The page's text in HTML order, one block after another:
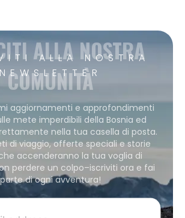
ALLA NOSTRA
NEWSLETTER
ALLA NOSTRA
COMUNITÀ
aggiornamenti e approfondimenti
mete imperdibili della Bosnia ed
nella tua casella di posta.
di viaggio, offerte speciali e storie
accenderanno la tua voglia di
perdere un colpo–iscriviti ora e fai
parte di ogni avventura!